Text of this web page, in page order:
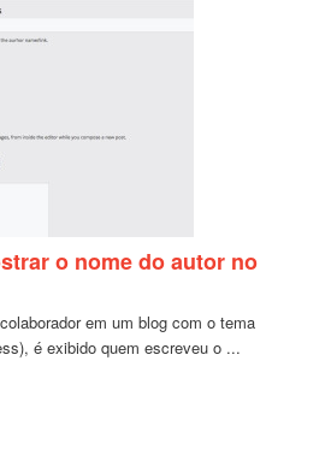
o nome do autor no
em um blog com o tema
é exibido quem escreveu o ...